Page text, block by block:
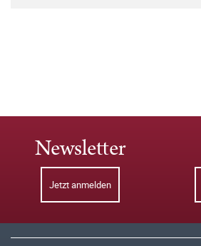
Newsletter
Jetzt anmelden